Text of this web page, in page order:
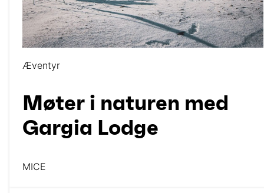
Æventyr
Møter i naturen med
Gargia Lodge
MICE